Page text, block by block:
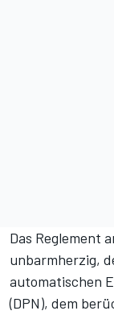
Das Reglement
unbarmherzig,
automatischen
(DPN), dem